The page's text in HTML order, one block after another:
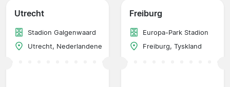
Utrecht
Stadion Galgenwaard
Utrecht, Nederlandene
Freiburg
Europa-Park Stadion
Freiburg, Tyskland